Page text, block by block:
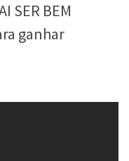
SER BEM
ganhar